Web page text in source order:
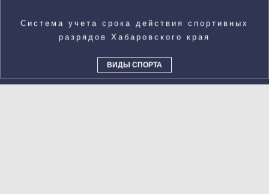
Система учета срока действия спортивных
разрядов Хабаровского края
ВИДЫ СПОРТА